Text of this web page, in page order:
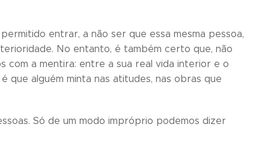
entrar, a não ser que essa mesma pessoa,
No entanto, é também certo que, não
com a mentira: entre a sua real vida interior e o
que alguém minta nas atitudes, nas obras que
Só de um modo impróprio podemos dizer